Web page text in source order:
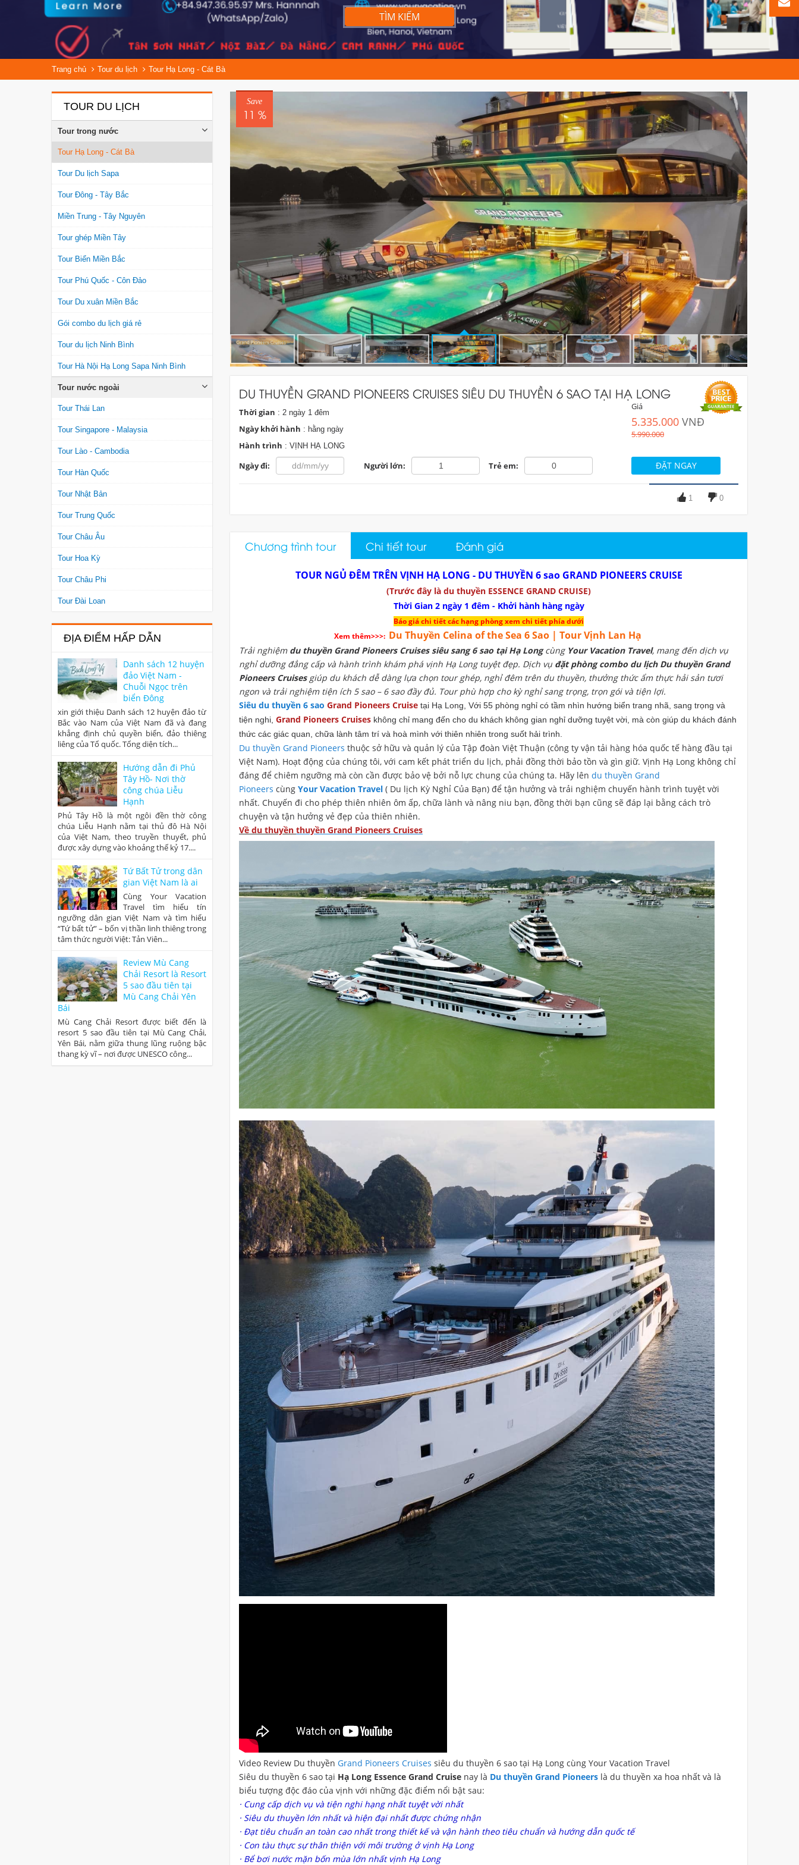
TÌM KIẾM
Trang chủ Tour du lịch Tour Hạ Long - Cát Bà
TOUR DU LỊCH
Tour trong nước
Tour Hạ Long - Cát Bà
Tour Du lịch Sapa
Tour Đông - Tây Bắc
Miền Trung - Tây Nguyên
Tour ghép Miền Tây
Tour Biển Miền Bắc
Tour Phú Quốc - Côn Đảo
Tour Du xuân Miền Bắc
Gói combo du lịch giá rẻ
Tour du lịch Ninh Bình
Tour Hà Nội Hạ Long Sapa Ninh Bình
Tour nước ngoài
Tour Thái Lan
Tour Singapore - Malaysia
Tour Lào - Cambodia
Tour Hàn Quốc
Tour Nhật Bản
Tour Trung Quốc
Tour Châu Âu
Tour Hoa Kỳ
Tour Châu Phi
Tour Đài Loan
ĐỊA ĐIỂM HẤP DẪN
Danh sách 12 huyện
đảo Việt Nam -
Chuỗi Ngọc trên
biển Đông
xin giới thiệu Danh sách 12 huyện đảo từ
Bắc vào Nam của Việt Nam đã và đang
khẳng định chủ quyền biển, đảo thiêng
liêng của Tổ quốc. Tổng diện tích...
Hướng dẫn đi Phủ
Tây Hồ- Nơi thờ
công chúa Liễu
Hạnh
Phủ Tây Hồ là một ngôi đền thờ công
chúa Liễu Hạnh nằm tại thủ đô Hà Nội
của Việt Nam, theo truyền thuyết, phủ
được xây dựng vào khoảng thế kỷ 17....
Tứ Bất Tử trong dân
gian Việt Nam là ai
Cùng Your Vacation
Travel tìm hiểu tín
ngưỡng dân gian Việt Nam và tìm hiểu
“Tứ bất tử” – bốn vị thần linh thiêng trong
tâm thức người Việt: Tản Viên...
Review Mù Cang
Chải Resort là Resort
5 sao đầu tiên tại
Mù Cang Chải Yên
Bái
Mù Cang Chải Resort được biết đến là
resort 5 sao đầu tiên tại Mù Cang Chải,
Yên Bái, nằm giữa thung lũng ruộng bậc
thang kỳ vĩ – nơi được UNESCO công...
Save
11 %
DU THUYỀN GRAND PIONEERS CRUISES SIÊU DU THUYỀN 6 SAO TẠI HẠ LONG
Thời gian : 2 ngày 1 đêm
Ngày khởi hành : hằng ngày
Hành trình : VỊNH HẠ LONG
Giá
5.335.000 VNĐ
5.990.000
Ngày đi: Người lớn: Trẻ em:
0
1
Chương trình tour Chi tiết tour Đánh giá
TOUR NGỦ ĐÊM TRÊN VỊNH HẠ LONG - DU THUYỀN 6 sao GRAND PIONEERS CRUISE
(Trước đây là du thuyền ESSENCE GRAND CRUISE)
Thời Gian 2 ngày 1 đêm - Khởi hành hàng ngày
Báo giá chi tiết các hạng phòng xem chi tiết phía dưới
Xem thêm>>>: Du Thuyền Celina of the Sea 6 Sao | Tour Vịnh Lan Hạ
Trải nghiệm du thuyền Grand Pioneers Cruises siêu sang 6 sao tại Hạ Longcùng Your Vacation Travel, mang đến dịch vụ
nghỉ dưỡng đẳng cấp và hành trình khám phá vịnh Hạ Long tuyệt đẹp. Dịch vụ đặt phòng combo du lịch Du thuyền Grand
Pioneers Cruisesgiúp du khách dễ dàng lựa chọn tour ghép, nghỉ đêm trên du thuyền, thưởng thức ẩm thực hải sản tươi
ngon và trải nghiệm tiện ích 5 sao – 6 sao đầy đủ. Tour phù hợp cho kỳ nghỉ sang trọng, trọn gói và tiện lợi.
Siêu du thuyền 6 sao Grand Pioneers Cruise tại Hạ Long, Với 55 phòng nghỉ có tầm nhìn hướng biển trang nhã, sang trọng và
tiện nghi, Grand Pioneers Cruises không chỉ mang đến cho du khách không gian nghỉ dưỡng tuyệt vời, mà còn giúp du khách đánh
thức các giác quan, chữa lành tâm trí và hoà mình với thiên nhiên trong suốt hải trình.
Du thuyền Grand Pioneers thuộc sở hữu và quản lý của Tập đoàn Việt Thuận (công ty vận tải hàng hóa quốc tế hàng đầu tại
Việt Nam). Hoạt động của chúng tôi, với cam kết phát triển du lịch, phải đồng thời bảo tồn và gìn giữ. Vịnh Hạ Long không chỉ
đáng để chiêm ngưỡng mà còn cần được bảo vệ bởi nỗ lực chung của chúng ta. Hãy lên du thuyền Grand
Pioneers cùng Your Vacation Travel ( Du lịch Kỳ Nghỉ Của Bạn) để tận hưởng và trải nghiệm chuyến hành trình tuyệt vời
nhất. Chuyến đi cho phép thiên nhiên ôm ấp, chữa lành và nâng niu bạn, đồng thời bạn cũng sẽ đáp lại bằng cách trò
chuyện và tận hưởng vẻ đẹp của thiên nhiên.
Về du thuyền thuyền Grand Pioneers Cruises
Video Review Du thuyền Grand Pioneers Cruises siêu du thuyền 6 sao tại Hạ Long cùng Your Vacation Travel
Siêu du thuyền 6 sao tại Hạ Long Essence Grand Cruise nay là Du thuyền Grand Pioneers là du thuyền xa hoa nhất và là
biểu tượng độc đáo của vịnh với những đặc điểm nổi bật sau:
· Cung cấp dịch vụ và tiện nghi hạng nhất tuyệt vời nhất
· Siêu du thuyền lớn nhất và hiện đại nhất được chứng nhận
· Đạt tiêu chuẩn an toàn cao nhất trong thiết kế và vận hành theo tiêu chuẩn và hướng dẫn quốc tế
· Con tàu thực sự thân thiện với môi trường ở vịnh Hạ Long
· Bể bơi nước mặn bốn mùa lớn nhất vịnh Hạ Long